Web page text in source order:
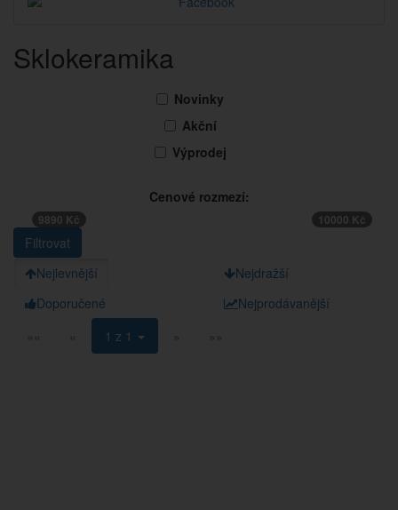
Sklokeramika
Novinky
Akční
Výprodej
Cenové rozmezí:
9890 Kč 10000 Kč
Nejlevnější
Nejdražší
Doporučené
Nejprodávanější
««
« 1 z 1 » »»